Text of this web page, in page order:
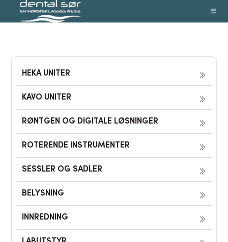
HEKA UNITER
KAVO UNITER
RØNTGEN OG DIGITALE LØSNINGER
ROTERENDE INSTRUMENTER
SESSLER OG SADLER
BELYSNING
INNREDNING